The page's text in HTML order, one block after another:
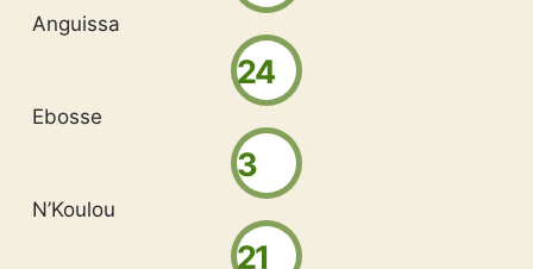
Anguissa
24
Ebosse
3
N’Koulou
21